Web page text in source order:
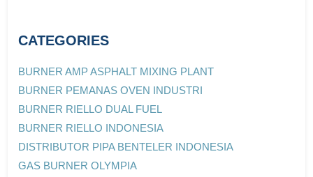
CATEGORIES
BURNER AMP ASPHALT MIXING PLANT
BURNER PEMANAS OVEN INDUSTRI
BURNER RIELLO DUAL FUEL
BURNER RIELLO INDONESIA
DISTRIBUTOR PIPA BENTELER INDONESIA
GAS BURNER OLYMPIA